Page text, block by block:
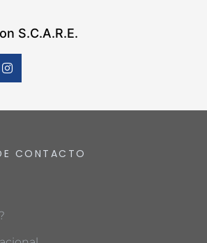
S.C.A.R.E.
CONTACTO